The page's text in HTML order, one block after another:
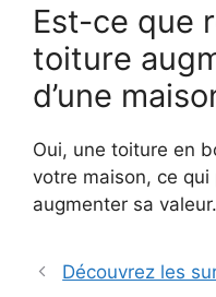
Est-ce que
toiture
d’une
Oui, une toiture en
votre maison, ce
augmenter sa valeur.
Découvrez les